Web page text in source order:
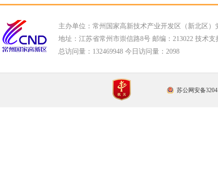
主办单位：常州国家高新技术产业开发区（新北区）
地址：江苏省常州市崇信路8号 邮编：213022 技术支
总访问量： 132469948 今日访问量： 2098
苏公网安备